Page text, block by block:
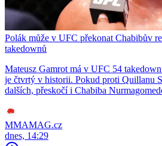
Polák může v UFC překonat Chabibův
takedownů
Mateusz Gamrot má v UFC 54
je čtvrtý v historii. Pokud proti Quillanu
dalších, přeskočí i Chabiba
MMAMAG.cz
dnes, 14:29